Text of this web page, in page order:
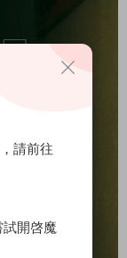
請前往
開啓魔